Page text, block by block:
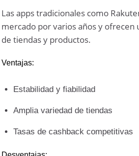
Las apps tradicionales como
mercado por varios años y ofrecen
de tiendas y productos.
Ventajas:
Estabilidad y fiabilidad
Amplia variedad de tiendas
Tasas de cashback competitivas